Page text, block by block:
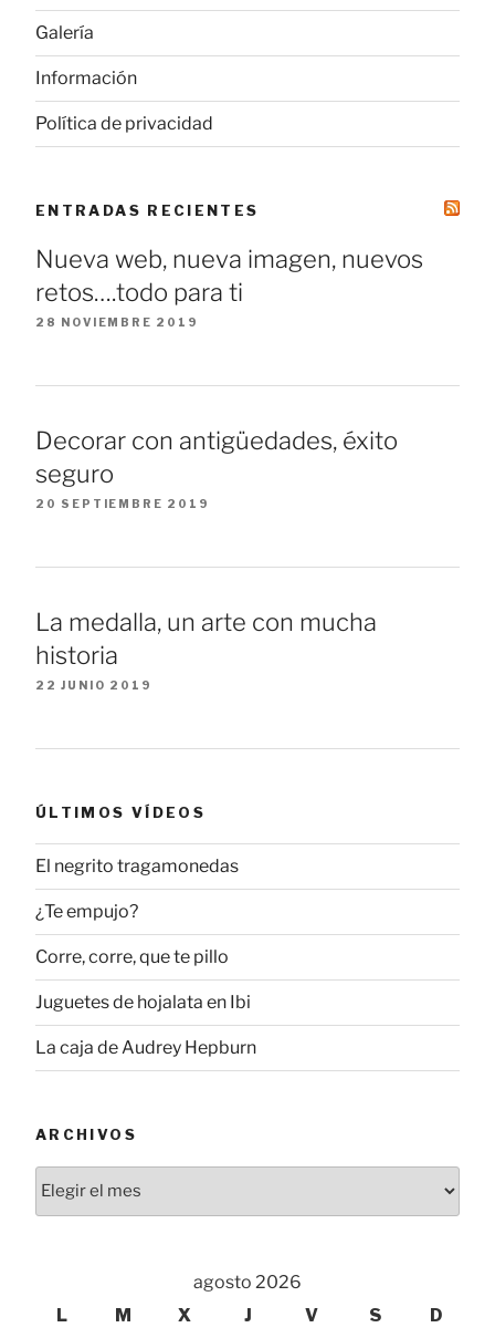
Galería
Información
Política de privacidad
ENTRADAS RECIENTES
Nueva web, nueva imagen, nuevos
retos….todo para ti
28 NOVIEMBRE 2019
Decorar con antigüedades, éxito
seguro
20 SEPTIEMBRE 2019
La medalla, un arte con mucha
historia
22 JUNIO 2019
ÚLTIMOS VÍDEOS
El negrito tragamonedas
¿Te empujo?
Corre, corre, que te pillo
Juguetes de hojalata en Ibi
La caja de Audrey Hepburn
ARCHIVOS
agosto 2026
L
M X J V S D